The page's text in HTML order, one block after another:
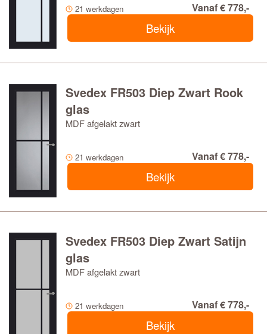
21 werkdagen Vanaf € 778,-
Bekijk
Svedex FR503 Diep Zwart Rook
glas
MDF afgelakt zwart
21 werkdagen Vanaf € 778,-
Bekijk
Svedex FR503 Diep Zwart Satijn
glas
MDF afgelakt zwart
21 werkdagen Vanaf € 778,-
Bekijk